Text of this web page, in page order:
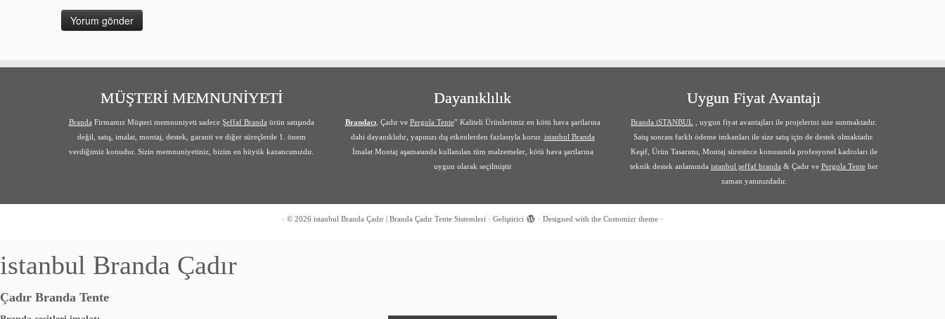
MÜŞTERİ MEMNUNİYETİ
Branda Firmamız Müşteri memnuniyeti sadece Şeffaf Branda ürün satışında
değil, satış, imalat, montaj, destek, garanti ve diğer süreçlerde 1. önem
verdiğimiz konudur. Sizin memnuniyetiniz, bizim en büyük kazancımızdır.
Dayanıklılık
Brandacı, Çadır ve Pergola Tente” Kaliteli Ürünlerimiz en kötü hava şartlarına
dahi dayanıklıdır, yapınızı dış etkenlerden fazlasıyla korur. istanbul Branda
İmalat Montaj aşamasında kullanılan tüm malzemeler, kötü hava şartlarına
uygun olarak seçilmiştir
Uygun Fiyat Avantajı
Branda iSTANBUL , uygun fiyat avantajları ile projelerini size sunmaktadır.
Satış sonrası farklı ödeme imkanları ile size satış için de destek olmaktadır.
Keşif, Ürün Tasarımı, Montaj süresince konusunda profesyonel kadroları ile
teknik destek anlamında istanbul şeffaf branda & Çadır ve Pergola Tenteher
zaman yanınızdadır.
· © 2026 istanbul Branda Çadır | Branda Çadır Tente Sistemleri · Geliştirici · Designed with the Customizr theme ·
istanbul Branda Çadır
Çadır Branda Tente